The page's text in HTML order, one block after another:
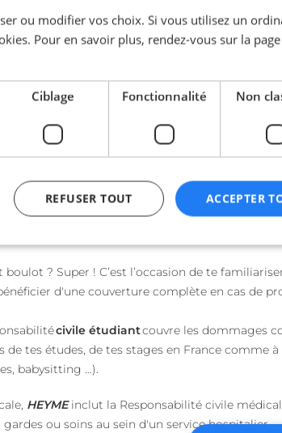
comme International : RC +
passe ?
? Super ! C’est l’occasion de te
d'une couverture complète en cas de
civile étudiantcouvre les dommages
tes études, de tes stages en France comme à
babysitting …).
HEYMEinclut la Responsabilité civile
ou soins au sein d'un service hospitalier.
ou modifier vos choix. Si vous utilisez un
Pour en savoir plus, rendez-vous sur la page
Ciblage Fonctionnalité Non
ACCEPTER
REFUSER TOUT
Ciblage Fonctionnalité Non classifiés
/ Domaine Expiration
Description
semaines
mois
Nécessaire pour la fonctionnalité
fonction de boîte de discussion